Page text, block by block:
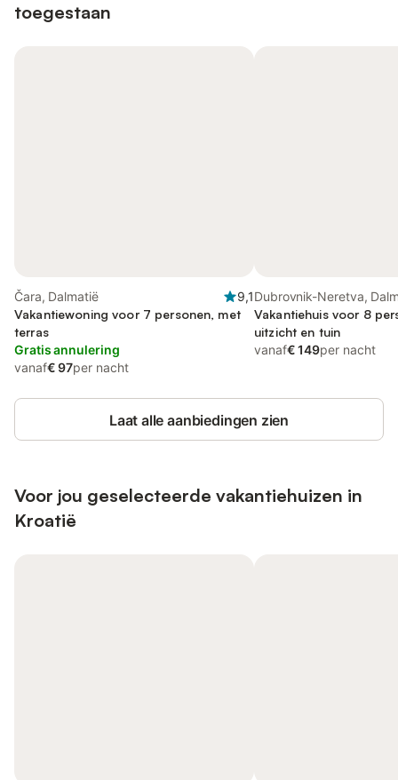
toegestaan
Čara, Dalmatië
9,1
Vakantiewoning voor 7 personen, met
terras
Gratis annulering
vanaf€ 97per nacht
Dubrovnik-Neretva,
Vakantiehuis voor 8
uitzicht en tuin
vanaf€ 149per nacht
Laat alle aanbiedingen zien
Voor jou geselecteerde vakantiehuizen in
Kroatië